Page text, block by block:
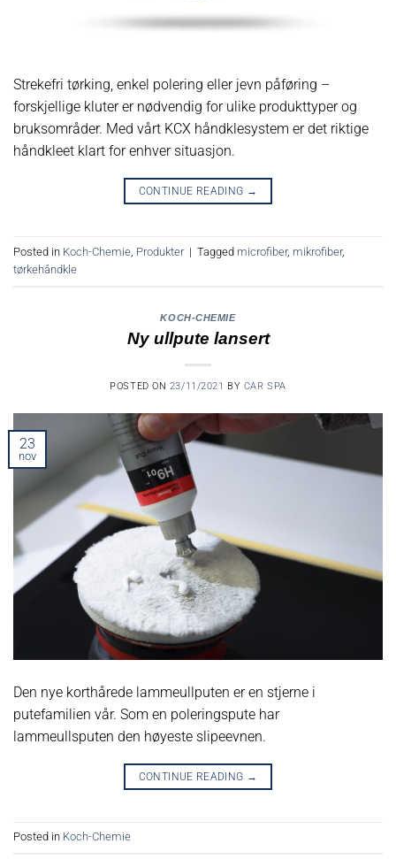
Strekefri tørking, enkel polering eller jevn påføring –
forskjellige kluter er nødvendig for ulike produkttyper og
bruksområder. Med vårt KCX håndklesystem er det riktige
håndkleet klart for enhver situasjon.
CONTINUE READING →
Posted in Koch-Chemie Produkter | Tagged microfiber, mikrofiber,
tørkehåndkle
KOCH-CHEMIE
Ny ullpute lansert
POSTED ON 23/11/2021 BY CAR SPA
23
nov
Den nye korthårede lammeullputen er en stjerne i
putefamilien vår. Som en poleringspute har
lammeullsputen den høyeste slipeevnen.
CONTINUE READING →
Posted in Koch-Chemie